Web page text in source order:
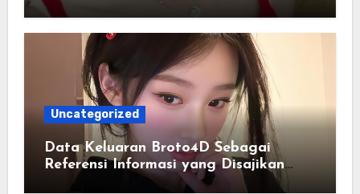
Uncategorized
Data Keluaran Broto4D Sebagai
Referensi Informasi yang Disajikan
Secara Sistematis